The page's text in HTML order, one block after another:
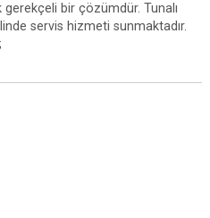
gerekçeli bir çözümdür. Tunalı
servis hizmeti sunmaktadır.